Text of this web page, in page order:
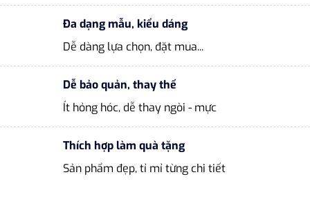
Đa dạng mẫu, kiểu dáng
Dễ dàng lựa chọn, đặt mua...
Dễ bảo quản, thay thế
Ít hỏng hóc, dễ thay ngòi - mực
Thích hợp làm quà tặng
Sản phẩm đẹp, tỉ mỉ từng chi tiết